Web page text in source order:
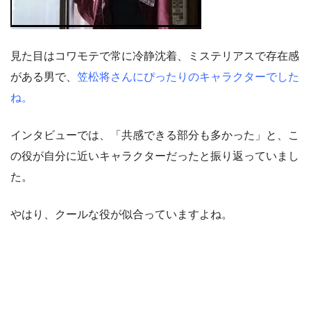
見た目はコワモテで常に冷静沈着、ミステリアスで存在感
がある男で、 笠松将さんにぴったりのキャラクターでした
ね。
インタビューでは、「共感できる部分も多かった」と、こ
の役が自分に近いキャラクターだったと振り返っていまし
た。
やはり、クールな役が似合っていますよね。